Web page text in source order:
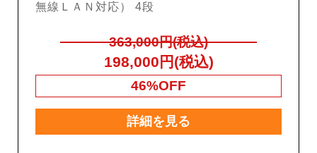
無線ＬＡＮ対応） 4段
363,000円(税込)
198,000円(税込)
46%OFF
詳細を見る